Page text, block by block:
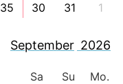
35
30 31 1
September 2026
Sa Su Mo.